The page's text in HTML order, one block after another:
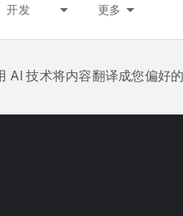
开发 更多
AI 技术将内容翻译成您偏好